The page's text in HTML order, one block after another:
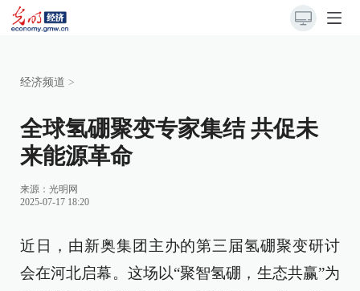
经济频道 >
全球氢硼聚变专家集结 共促未
来能源革命
来源： 光明网
2025-07-17 18:20
近日，由新奥集团主办的第三届氢硼聚变研讨
会在河北启幕。这场以“聚智氢硼，生态共赢”为